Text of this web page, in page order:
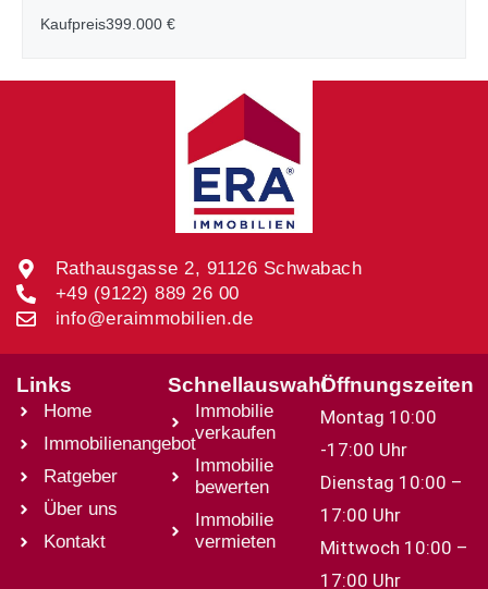
Kaufpreis399.000 €
Rathausgasse 2, 91126 Schwabach
+49 (9122) 889 26 00
info@eraimmobilien.de
Links
Home
Immobilienangebot
Ratgeber
Über uns
Kontakt
Schnellauswahl
Immobilie
verkaufen
Immobilie
bewerten
Immobilie
vermieten
Öffnungszeiten
Montag 10:00
-17:00 Uhr
Dienstag 10:00 –
17:00 Uhr
Mittwoch 10:00 –
17:00 Uhr